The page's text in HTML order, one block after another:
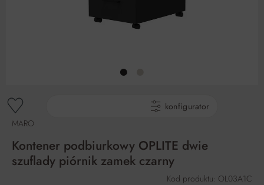
MARO
konfigurator
Kontener podbiurkowy OPLITE dwie
szuflady piórnik zamek czarny
Kod produktu: OL03A1C